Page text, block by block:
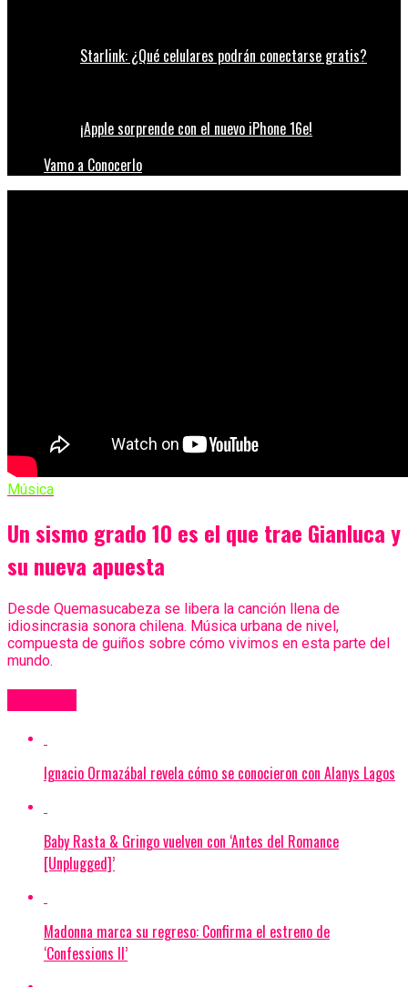
Starlink: ¿Qué celulares podrán conectarse gratis?
¡Apple sorprende con el nuevo iPhone 16e!
Vamo a Conocerlo
Música
Un sismo grado 10 es el que trae Gianluca y
su nueva apuesta
Desde Quemasucabeza se libera la canción llena de
idiosincrasia sonora chilena. Música urbana de nivel,
compuesta de guiños sobre cómo vivimos en esta parte del
mundo.
Ignacio Ormazábal revela cómo se conocieron con Alanys Lagos
Baby Rasta & Gringo vuelven con ‘Antes del Romance
[Unplugged]’
Madonna marca su regreso: Confirma el estreno de
‘Confessions II’